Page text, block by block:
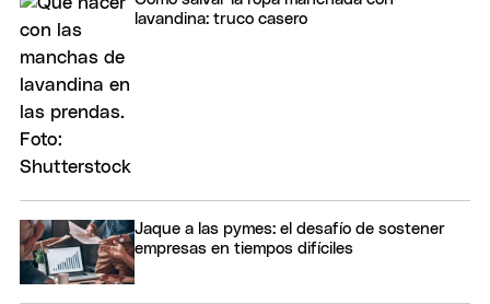
lavandina: truco casero
Jaque a las pymes: el desafío de sostener
empresas en tiempos difíciles